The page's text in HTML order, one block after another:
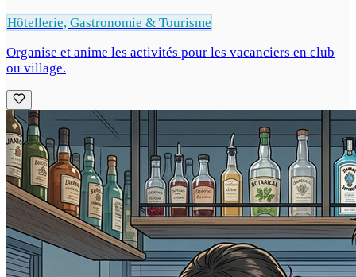
Hôtellerie, Gastronomie & Tourisme
Organise et anime les activités pour les vacanciers en club
ou village.